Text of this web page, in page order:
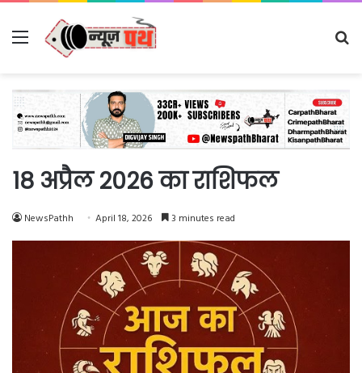
Menu
18 अप्रैल 2026 का राशिफल
NewsPathh April 18, 2026 3 minutes read